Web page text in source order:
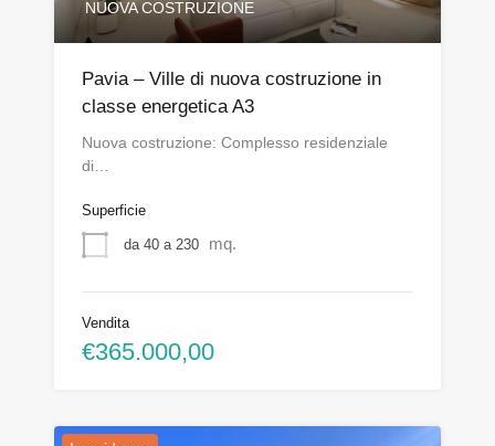
NUOVA COSTRUZIONE
Pavia – Ville di nuova costruzione in
classe energetica A3
Nuova costruzione: Complesso residenziale
di…
Superficie
da 40 a 230 mq.
Vendita
€365.000,00